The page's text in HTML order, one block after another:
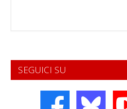
SEGUICI SU